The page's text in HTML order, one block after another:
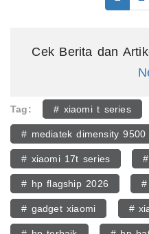
Cek Berita dan
Tag: # xiaomi t series
# mediatek dimensity 9500
# xiaomi 17t series
# hp flagship 2026
# gadget xiaomi #